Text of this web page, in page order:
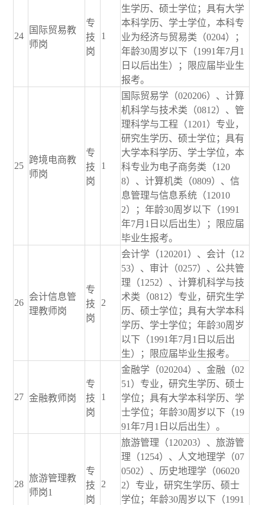
24
国际贸易教
师岗
专
技
岗
1
生学历、硕士学位；具有大学
本科学历、学士学位，本科专
业为经济与贸易类（0204）；
年龄30周岁以下（1991年7月1
日以后出生）；限应届毕业生
报考。
25
跨境电商教
师岗
专
技
岗
1
国际贸易学（020206）、计算
机科学与技术类（0812）、管
理科学与工程（1201）专业，
研究生学历、硕士学位；具有
大学本科学历、学士学位，本
科专业为电子商务类（120
8）、计算机类（0809）、信
息管理与信息系统（12010
2）；年龄30周岁以下（1991
年7月1日以后出生）；限应届
毕业生报考。
26
会计信息管
理教师岗
专
技
岗
2
会计学（120201）、会计（12
53）、审计（0257）、公共管
理（1252）、计算机科学与技
术类（0812）专业，研究生学
历、硕士学位；具有大学本科
学历、学士学位；年龄30周岁
以下（1991年7月1日以后出
生）；限应届毕业生报考。
27 金融教师岗
专
技
岗
1
金融学（020204）、金融（02
51）专业，研究生学历、硕士
学位；具有大学本科学历、学
士学位；年龄30周岁以下（19
91年7月1日以后出生）。
28
旅游管理教
师岗1
专
技
岗
2
旅游管理（120203）、旅游管
理（1254）、人文地理学（07
0502）、历史地理学（06020
2）专业，研究生学历、硕士
学位；年龄30周岁以下（1991